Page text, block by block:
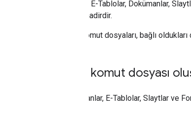
dağıtılır. E-Tablolar, Dokümanlar,
durum nadirdir.
Bağlı komut dosyaları, bağlı
Bağlı komut dosyası
Dokümanlar, E-Tablolar, Slaytlar ve